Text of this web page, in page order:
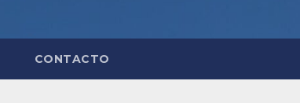
CONTACTO